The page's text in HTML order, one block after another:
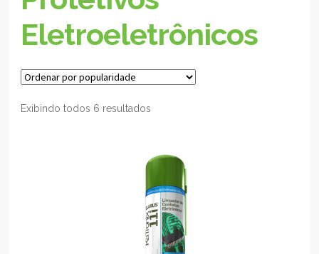
Eletroeletrônicos
Exibindo todos 6 resultados